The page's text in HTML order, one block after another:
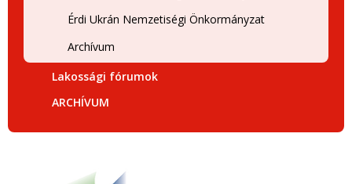
Érdi Ukrán Nemzetiségi Önkormányzat
Archívum
Lakossági fórumok
ARCHÍVUM